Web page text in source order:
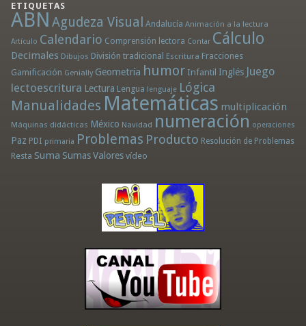
ETIQUETAS
ABN Agudeza Visual Andalucía Animación a la lectura
Artículo Calendario Comprensión lectora Contar Cálculo
Decimales Dibujos División tradicional Escritura Fracciones
Gamificación Genially Geometría humor Infantil Inglés Juego
lectoescritura Lectura Lengua lenguaje Lógica
Manualidades Matemáticas multiplicación
Máquinas didácticas México Navidad numeración operaciones
Paz PDI primaria Problemas Producto Resolución de Problemas
Resta Suma Sumas Valores vídeo